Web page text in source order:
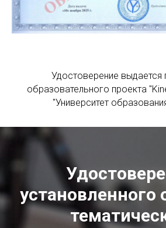
Удостоверение выдается
образовательного проекта
"Университет
установленного